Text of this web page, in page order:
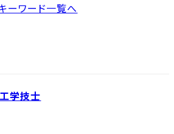
ーワード一覧へ
学技士